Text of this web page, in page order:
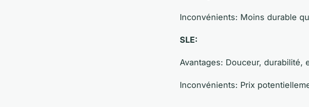
Inconvénients: Moins durable
SLE:
Avantages: Douceur, durabilité,
Inconvénients: Prix